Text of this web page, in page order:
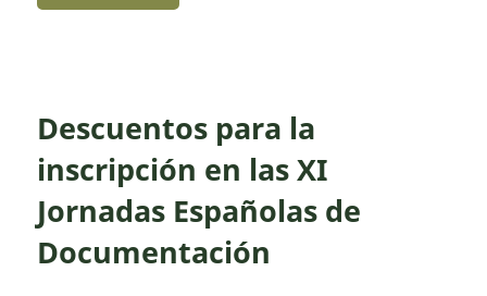
Descuentos para la
inscripción en las XI
Jornadas Españolas de
Documentación